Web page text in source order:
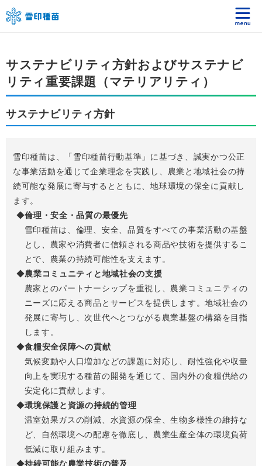
サステナビリティ方針およびサステナビ
リティ重要課題（マテリアリティ）
サステナビリティ方針
雪印種苗は、「雪印種苗行動基準」に基づき、誠実かつ公正
な事業活動を通じて企業理念を実践し、農業と地域社会の持
続可能な発展に寄与するとともに、地球環境の保全に貢献し
ます。
倫理・安全・品質の最優先
雪印種苗は、倫理、安全、品質をすべての事業活動の基盤
とし、農家や消費者に信頼される商品や技術を提供するこ
とで、農業の持続可能性を支えます。
農業コミュニティと地域社会の支援
農家とのパートナーシップを重視し、農業コミュニティの
ニーズに応える商品とサービスを提供します。地域社会の
発展に寄与し、次世代へとつながる農業基盤の構築を目指
します。
食糧安全保障への貢献
気候変動や人口増加などの課題に対応し、耐性強化や収量
向上を実現する種苗の開発を通じて、国内外の食糧供給の
安定化に貢献します。
環境保護と資源の持続的管理
温室効果ガスの削減、水資源の保全、生物多様性の維持な
ど、自然環境への配慮を徹底し、農業生産全体の環境負荷
低減に取り組みます。
持続可能な農業技術の普及